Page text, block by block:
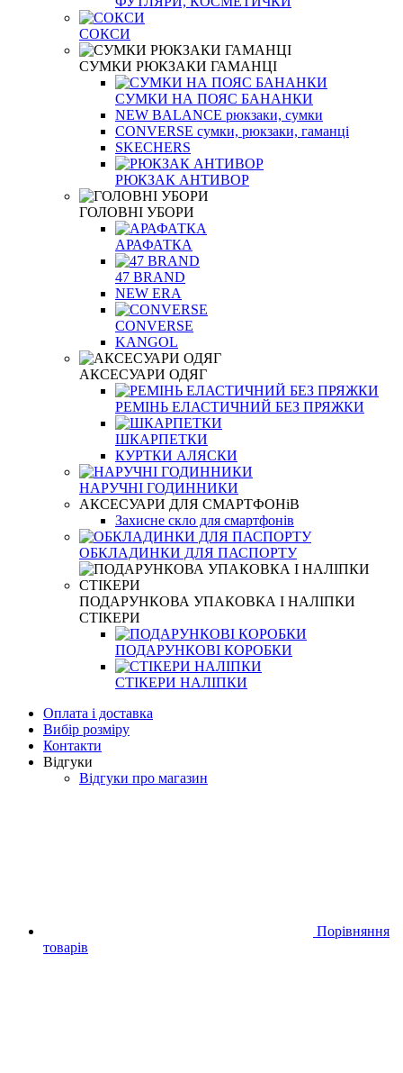
СОКСИ
СУМКИ РЮКЗАКИ ГАМАНЦІ
СУМКИ НА ПОЯС БАНАНКИ
NEW BALANCE рюкзаки, сумки
CONVERSE сумки, рюкзаки, гаманці
SKECHERS
РЮКЗАК АНТИВОР
ГОЛОВНІ УБОРИ
АРАФАТКА
47 BRAND
NEW ERA
CONVERSE
KANGOL
АКСЕСУАРИ ОДЯГ
РЕМІНЬ ЕЛАСТИЧНИЙ БЕЗ ПРЯЖКИ
ШКАРПЕТКИ
КУРТКИ АЛЯСКИ
НАРУЧНІ ГОДИННИКИ
АКСЕСУАРИ ДЛЯ СМАРТФОНіВ
Захисне скло для смартфонів
ОБКЛАДИНКИ ДЛЯ ПАСПОРТУ
ПОДАРУНКОВА УПАКОВКА І НАЛІПКИ
СТІКЕРИ
ПОДАРУНКОВІ КОРОБКИ
СТІКЕРИ НАЛІПКИ
Оплата і доставка
Вибір розміру
Контакти
Відгуки
Відгуки про магазин
Порівняння
товарів